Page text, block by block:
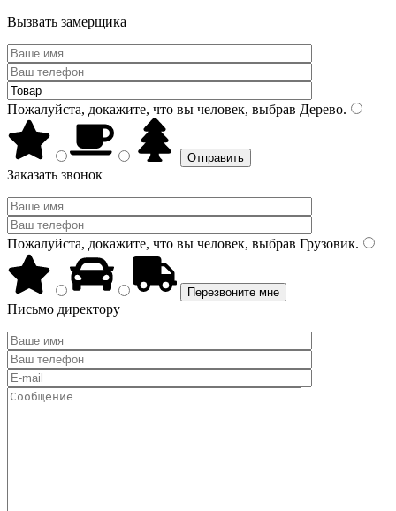
Вызвать замерщика
Пожалуйста, докажите, что вы человек, выбрав Дерево.
Заказать звонок
Пожалуйста, докажите, что вы человек, выбрав Грузовик.
Письмо директору